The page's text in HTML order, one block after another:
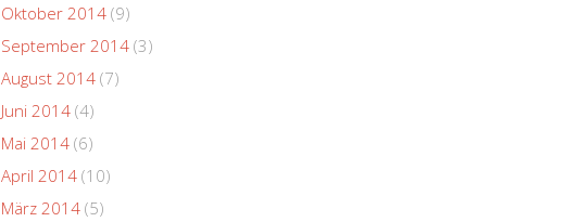
Oktober 2014 (9)
September 2014 (3)
August 2014 (7)
Juni 2014 (4)
Mai 2014 (6)
April 2014 (10)
März 2014 (5)